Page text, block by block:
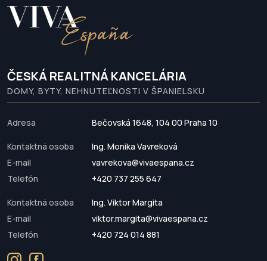
ČESKÁ REALITNÁ KANCELÁRIA
DOMY, BYTY, NEHNUTEĽNOSTI V ŠPANIELSKU
Adresa Bečovská 1648, 104 00 Praha 10
Kontaktná osoba
Ing. Monika Vavreková
E-mail
vavrekova@vivaespana.cz
Telefón
+420 737 255 647
Kontaktná osoba
Ing. Viktor Margita
E-mail
viktor.margita@vivaespana.cz
Telefón
+420 724 014 881